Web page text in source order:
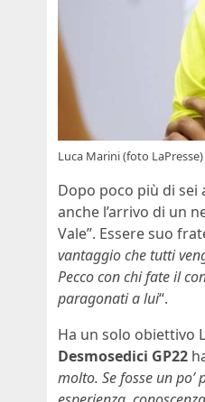
Luca Marini (foto LaPresse)
Dopo poco più di
anche l’arrivo di un
Vale”. Essere suo
vantaggio che tutti
Pecco con chi fate il
paragonati a lui“.
Ha un solo obiettivo
Desmosedici GP22
molto. Se fosse un